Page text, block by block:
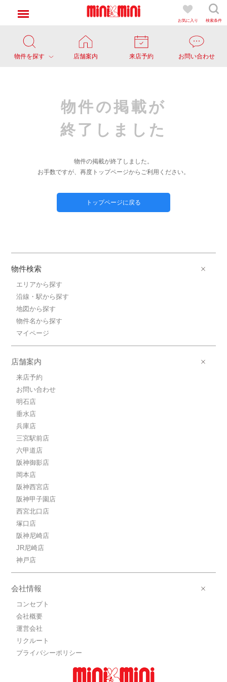
お気に入り 検索条件
物件を探す 店舗案内 来店予約 お問い合わせ
物件の掲載が
終了しました
物件の掲載が終了しました。
お手数ですが、再度トップページからご利用ください。
トップページに戻る
物件検索
エリアから探す
沿線・駅から探す
地図から探す
物件名から探す
マイページ
店舗案内
来店予約
お問い合わせ
明石店
垂水店
兵庫店
三宮駅前店
六甲道店
阪神御影店
岡本店
阪神西宮店
阪神甲子園店
西宮北口店
塚口店
阪神尼崎店
JR尼崎店
神戸店
会社情報
コンセプト
会社概要
運営会社
リクルート
プライバシーポリシー